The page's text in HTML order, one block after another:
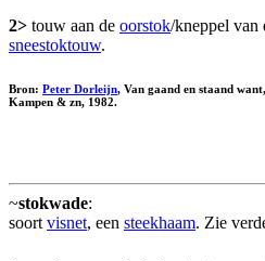
2> touw aan de oorstok/kneppel van
sneestoktouw.
Bron: Peter Dorleijn, Van gaand en staand
Kampen & zn, 1982.
~stokwade:
soort visnet, een steekhaam. Zie